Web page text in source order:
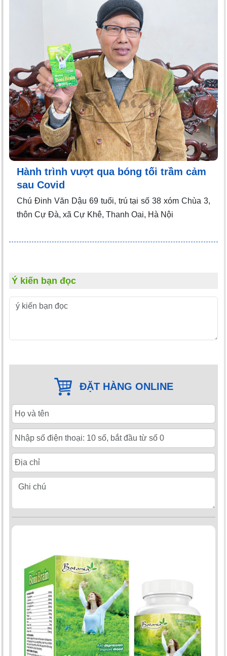
Hành trình vượt qua bóng tối trầm cảm
sau Covid
Chú Đinh Văn Dậu 69 tuổi, trú tại số 38 xóm Chùa 3,
thôn Cự Đà, xã Cự Khê, Thanh Oai, Hà Nội
Ý kiến bạn đọc
ĐẶT HÀNG ONLINE